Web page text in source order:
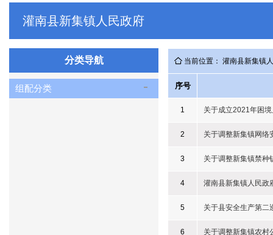
灌南县新集镇人民政府
分类导航
组配分类
当前位置： 灌南县新集镇
序号
1 关于成立2021年困
2 关于调整新集镇网络
3 关于调整新集镇禁种
4 灌南县新集镇人民政
5 关于县安全生产第二
6 关于调整新集镇农村